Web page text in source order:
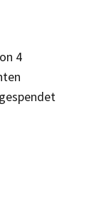
4